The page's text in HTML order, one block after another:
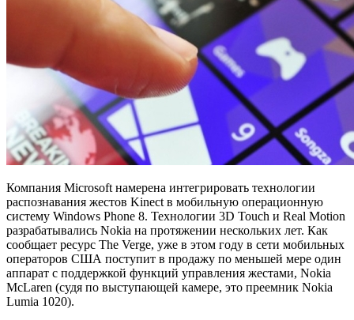
Компания Microsoft намерена интегрировать технологии
распознавания жестов Kinect в мобильную операционную
систему Windows Phone 8. Технологии 3D Touch и Real Motion
разрабатывались Nokia на протяжении нескольких лет. Как
сообщает ресурс The Verge, уже в этом году в сети мобильных
операторов США поступит в продажу по меньшей мере один
аппарат с поддержкой функций управления жестами, Nokia
McLaren (судя по выступающей камере, это преемник Nokia
Lumia 1020).